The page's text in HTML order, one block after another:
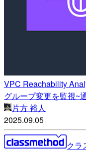
VPC Reachability
グループ変更を監視~
片方 裕人
2025.09.05
クラ